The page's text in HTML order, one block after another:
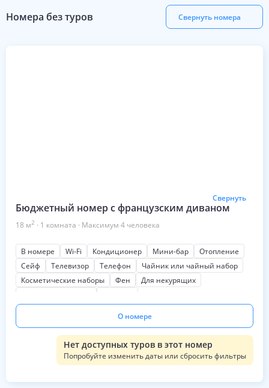
Номера без туров Свернуть номера
Бюджетный номер с французским диваном
Свернуть
18 м2 · 1 комната · Максимум 4 человека
В номере Wi-Fi Кондиционер Мини-бар
Отопление
Сейф
Телевизор Телефон
Чайник или чайный набор
Косметические наборы
Фен
Для некурящих
О номере
Нет доступных туров в этот номер
Попробуйте изменить даты или сбросить фильтры